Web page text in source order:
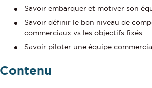
Savoir embarquer et motiver son
Savoir définir le bon niveau de
commerciaux vs les objectifs fixés
Savoir piloter une équipe
Contenu